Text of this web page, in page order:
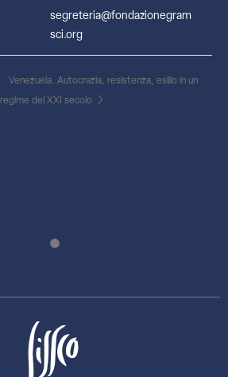
segreteria@fondazionegram
sci.org
Venezuela. Autocrazia, resistenza, esilio in un
regime del XXI secolo